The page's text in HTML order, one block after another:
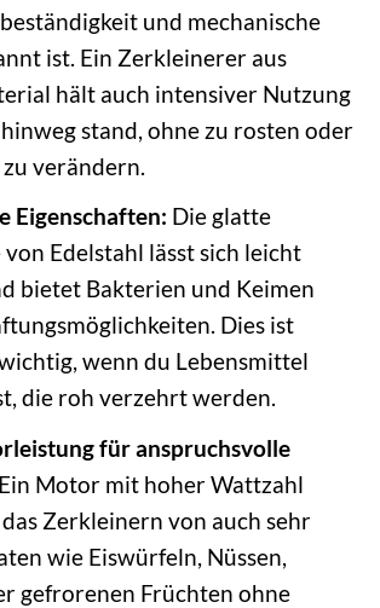
und mechanische
ist. Ein Zerkleinerer aus
hält auch intensiver Nutzung
stand, ohne zu rosten oder
verändern.
Eigenschaften: Die glatte
Edelstahl lässt sich leicht
bietet Bakterien und Keimen
Dies ist
wenn du Lebensmittel
die roh verzehrt werden.
für anspruchsvolle
Ein Motor mit hoher Wattzahl
Zerkleinern von auch sehr
wie Eiswürfeln, Nüssen,
gefrorenen Früchten ohne